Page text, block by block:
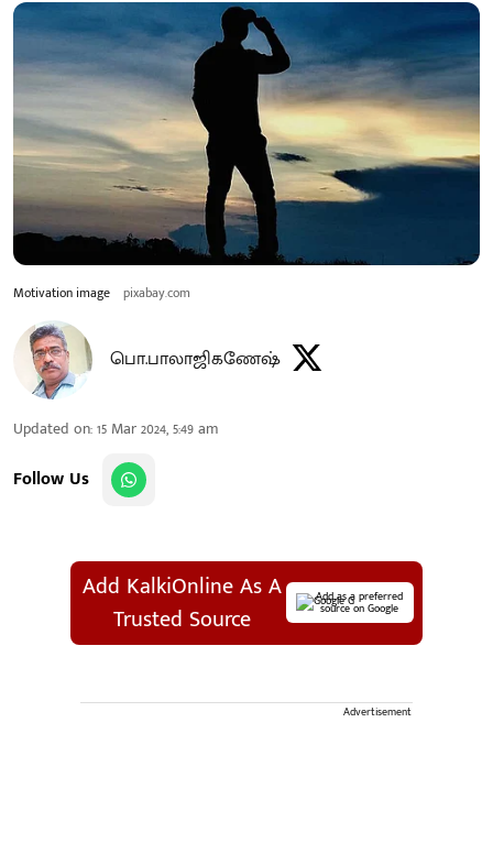
Motivation image pixabay.com
பொ.பாலாஜிகணேஷ்
Updated on:15 Mar 2024, 5:49 am
Follow Us
Add KalkiOnline As A
Trusted Source
Add as a preferred
source on Google
Advertisement